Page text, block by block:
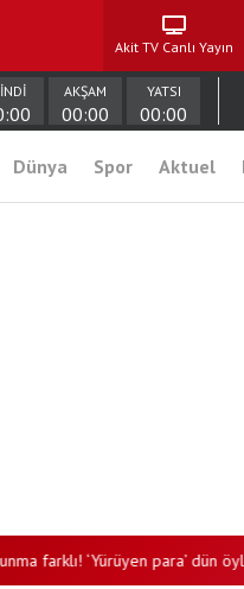
Akit TV Canlı Yayın
AKŞAM
00:00
YATSI
00:00
Dünya Spor Aktuel
‘Yürüyen para’ dün öyle